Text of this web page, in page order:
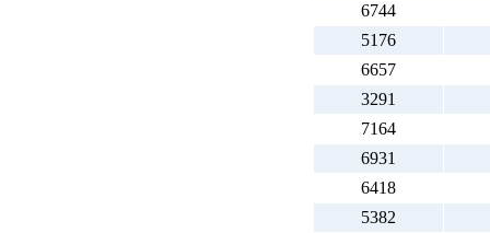
6744
5176
6657
3291
7164
6931
6418
5382